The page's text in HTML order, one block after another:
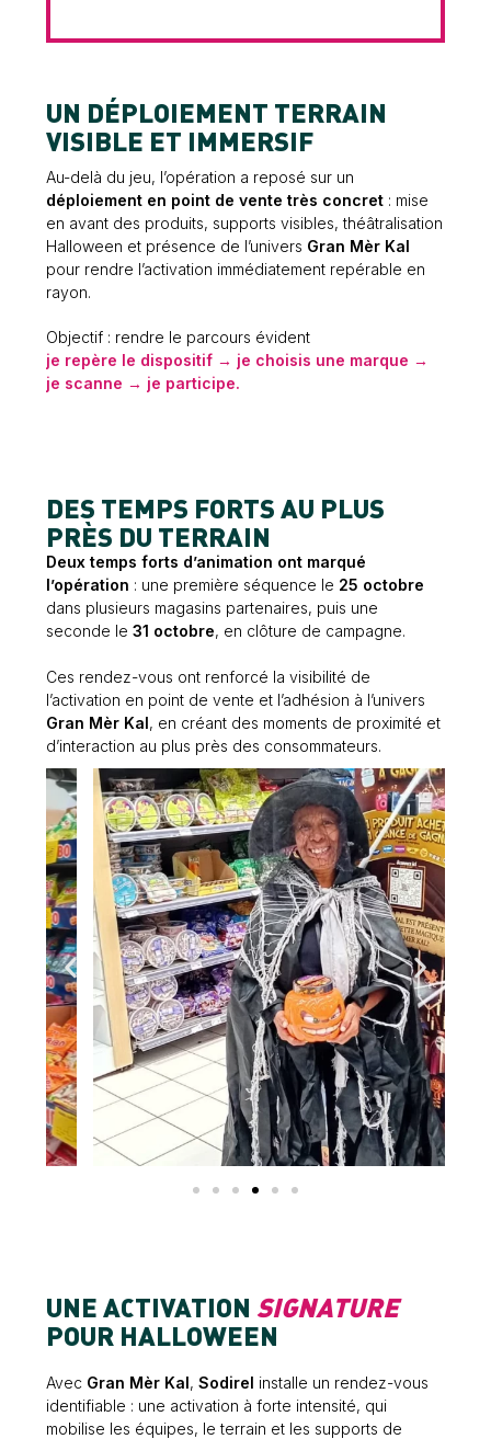
UN DÉPLOIEMENT TERRAIN
VISIBLE ET IMMERSIF
Au-delà du jeu, l’opération a reposé sur un
déploiement en point de vente très concret : mise
en avant des produits, supports visibles, théâtralisation
Halloween et présence de l’univers Gran Mèr Kal
pour rendre l’activation immédiatement repérable en
rayon.
Objectif : rendre le parcours évident
je repère le dispositif → je choisis une marque →
je scanne → je participe.
DES TEMPS FORTS AU PLUS
PRÈS DU TERRAIN
Deux temps forts d’animation ont marqué
l’opération : une première séquence le 25 octobre
dans plusieurs magasins partenaires, puis une
seconde le31 octobre, en clôture de campagne.
Ces rendez-vous ont renforcé la visibilité de
l’activation en point de vente et l’adhésion à l’univers
Gran Mèr Kal, en créant des moments de proximité et
d’interaction au plus près des consommateurs.
UNE ACTIVATION SIGNATURE
POUR HALLOWEEN
Avec Gran Mèr Kal,Sodirel installe un rendez-vous
identifiable : une activation à forte intensité, qui
mobilise les équipes, le terrain et les supports de